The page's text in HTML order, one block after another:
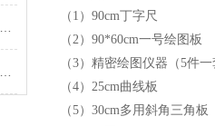
（1）90cm丁字尺
（2）90*60cm一号绘图板
（3）精密绘图仪器（5件一
（4）25cm曲线板
（5）30cm多用斜角三角板